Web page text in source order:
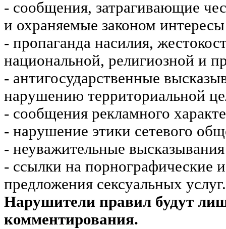
- сообщения, затрагивающие
и охраняемые законом
- пропаганда насилия,
национальной, религиозной и
- антигосударственные
нарушению территориальной
- сообщения рекламного
- нарушение этики сетевого
- неуважительные
- ссылки на порнографические
предложения сексуальных услуг.
Нарушители правил будут
комментирования.